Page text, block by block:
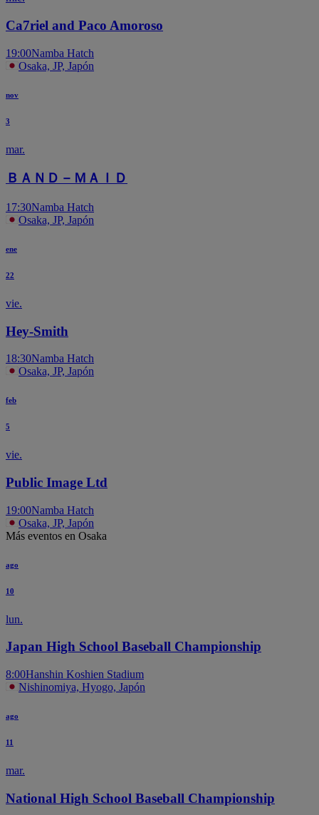
Ca7riel and Paco Amoroso
19:00Namba Hatch
Osaka, JP, Japón
nov
3
mar.
ＢＡＮＤ－ＭＡＩＤ
17:30Namba Hatch
Osaka, JP, Japón
ene
22
vie.
Hey-Smith
18:30Namba Hatch
Osaka, JP, Japón
feb
5
vie.
Public Image Ltd
19:00Namba Hatch
Osaka, JP, Japón
Más eventos en Osaka
ago
10
lun.
Japan High School Baseball Championship
8:00Hanshin Koshien Stadium
Nishinomiya, Hyogo, Japón
ago
11
mar.
National High School Baseball Championship